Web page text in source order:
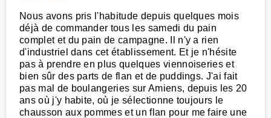
Nous avons pris l'habitude depuis quelques mois
déjà de commander tous les samedi du pain
complet et du pain de campagne. Il n'y a rien
d'industriel dans cet établissement. Et je n'hésite
pas à prendre en plus quelques viennoiseries et
bien sûr des parts de flan et de puddings. J'ai fait
pas mal de boulangeries sur Amiens, depuis les 20
ans où j'y habite, où je sélectionne toujours le
chausson aux pommes et un flan pour me faire une